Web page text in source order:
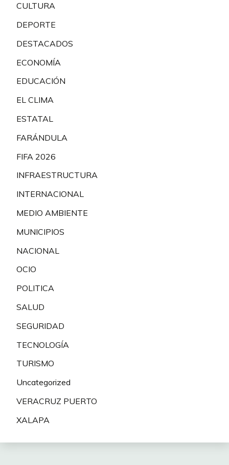
CULTURA
DEPORTE
DESTACADOS
ECONOMÍA
EDUCACIÓN
EL CLIMA
ESTATAL
FARÁNDULA
FIFA 2026
INFRAESTRUCTURA
INTERNACIONAL
MEDIO AMBIENTE
MUNICIPIOS
NACIONAL
OCIO
POLITICA
SALUD
SEGURIDAD
TECNOLOGÍA
TURISMO
Uncategorized
VERACRUZ PUERTO
XALAPA